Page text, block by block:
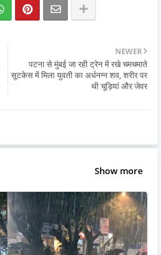
NEWER
पटना से मुंबई जा रही ट्रेन में रखे चमचमाते
सूटकेस में मिला युवती का अर्धनग्न शव, शरीर पर
थी चूड़ियां और जेवर
Show more